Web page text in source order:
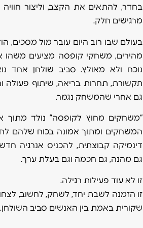
בחדר, להתאים את הקצב, וליצור
מרגישים חלק.
בעולם שבו רוב היום עובר מול מסכים,
מהירים, משחקי קופסה מציעים משהו
נוכח ולא מאולץ. סביב שולחן אחד
תקשורת, תחרות בריאה, שיתוף פעולה
גם אחרי שהמשחק נגמר.
“משחקים מחוץ לקופסה” נולד מתוך
המשחקים ומתוך אמונה בכוח שלהם
דינמיקה קבוצתית, להכניס אנרגיה
גם מהנה, גם חכמה וגם בעלת ערך.
זו לא עוד פעילות רגילה.
זו הזמנה לשבת יחד, לשחק, לחשוב,
שקורית באמת בין האנשים סביב השולחן.